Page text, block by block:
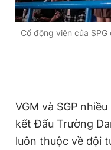
Cổ động viên của
VGM và SGP
kết Đấu Trường
luôn thuộc về đội